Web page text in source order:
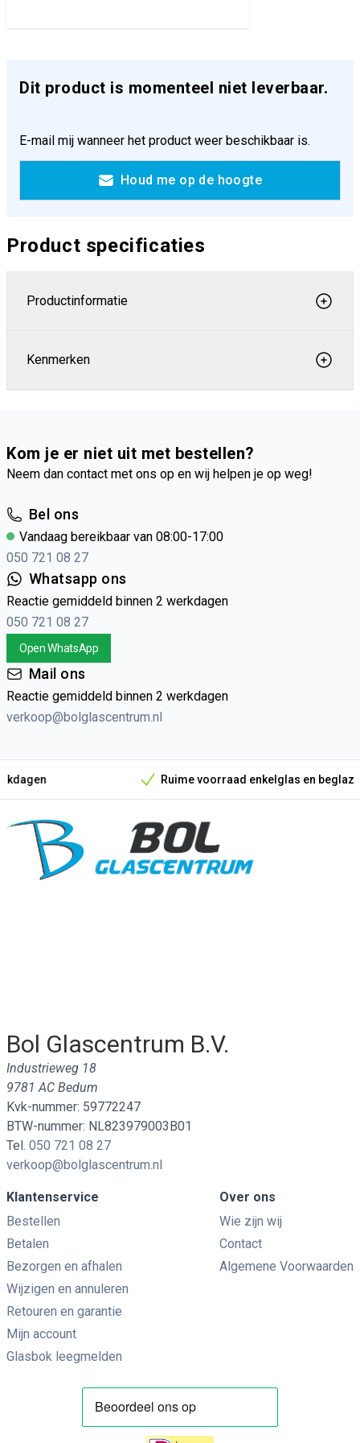
Dit product is momenteel niet leverbaar.
E-mail mij wanneer het product weer beschikbaar is.
Houd me op de hoogte
Product specificaties
Productinformatie
Kenmerken
Kom je er niet uit met bestellen?
Neem dan contact met ons op en wij helpen je op weg!
Bel ons
Vandaag bereikbaar van 08:00-17:00
050 721 08 27
Whatsapp ons
Reactie gemiddeld binnen 2 werkdagen
050 721 08 27
Open WhatsApp
Mail ons
Reactie gemiddeld binnen 2 werkdagen
verkoop@bolglascentrum.nl
Onze unieke verkoopargumenten
Ruime voorraad enkelglas en beglazingsmateriaal
Bol Glascentrum B.V.
Industrieweg 18
9781 AC Bedum
Kvk-nummer: 59772247
BTW-nummer: NL823979003B01
Tel. 050 721 08 27
verkoop@bolglascentrum.nl
Klantenservice
Bestellen
Betalen
Bezorgen en afhalen
Wijzigen en annuleren
Retouren en garantie
Mijn account
Glasbok leegmelden
Over ons
Wie zijn wij
Contact
Algemene Voorwaarden